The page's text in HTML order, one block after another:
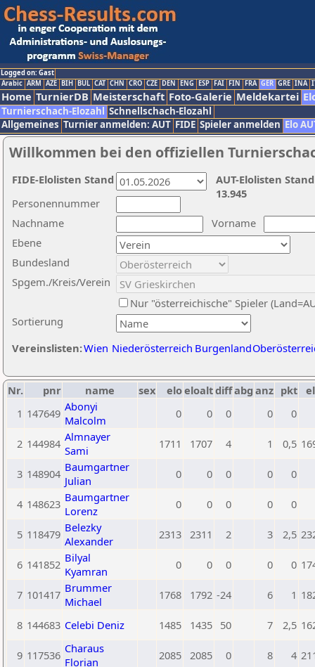
Logged on: Gast
Arabic ARM AZE BIH BUL CAT CHN CRO CZE DEN ENG ESP FAI FIN FRA GER GRE INA
Home TurnierDB Meisterschaft Foto-Galerie Meldekartei
Turnierschach-Elozahl Schnellschach-Elozahl
Allgemeines Turnier anmelden: AUT FIDE Spieler anmelden Elo
Willkommen bei den offiziellen
Nachname
Vorname
Ebene
Sortierung
Personennummer
Bundesland
Spgem./Kreis/Verein
Nur "österreichische" Spieler
Vereinslisten:Wien Niederösterreich Burgenland
AUT-Elolisten
13.945
FIDE-Elolisten Stand
Nr. pnr name sex eloeloaltdiffabg anz pkt
1 147649 Abonyi
Malcolm
0 0 0 0 0
2 144984 Almnayer
Sami
1711 1707 4 1 0,5
3 148904 Baumgartner
Julian
0 0 0 0 0
4 148623 Baumgartner
Lorenz
0 0 0 0 0
5 118479 Belezky
Alexander
2313 2311 2 3 2,5
6 141852 Bilyal
Kyamran
0 0 0 0 0
7 101417 Brummer
Michael
1768 1792 -24 6 1
8 144683 Celebi Deniz 1485 1435 50 7 2,5
9 117536 Charaus
Florian
2085 2085 0 8 4